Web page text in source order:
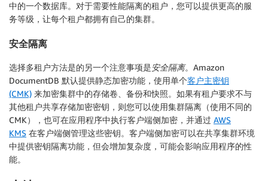
中的一个数据库。对于需要性能隔离的租户，您可以提供更高的服
务等级，让每个租户都拥有自己的集群。
安全隔离
选择多租户方法是的另一个注意事项是安全隔离。Amazon
DocumentDB 默认提供静态加密功能，使用单个客户主密钥
(CMK) 来加密集群中的存储卷、备份和快照。如果有租户要求不与
其他租户共享存储加密密钥，则您可以使用集群隔离（使用不同的
CMK），也可在应用程序中执行客户端侧加密，并通过 AWS
KMS 在客户端侧管理这些密钥。客户端侧加密可以在共享集群环境
中提供密钥隔离功能，但会增加复杂度，可能会影响应用程序的性
能。